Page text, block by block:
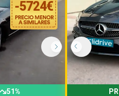
-5724€
51%